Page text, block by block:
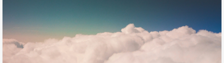
出来活动，更深处还有一座长满青苔的剑冢。科学家无
法解释这些现象，但当地老奶奶给出了一个传说：很久
以前，一位勇士杀死了作恶的魔王，勇士的信念与魔王